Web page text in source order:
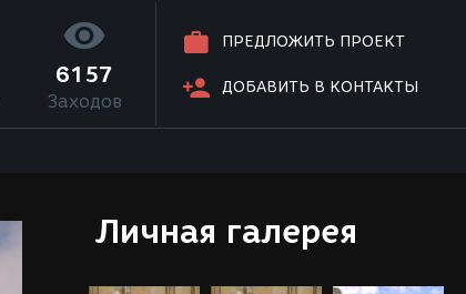
ПРЕДЛОЖИТЬ ПРОЕКТ
ДОБАВИТЬ В КОНТАКТЫ
6157
Заходов
Личная галерея